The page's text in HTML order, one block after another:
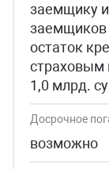
заемщику
заемщиков
остаток
страховым
1,0 млрд.
Досрочное
возможно